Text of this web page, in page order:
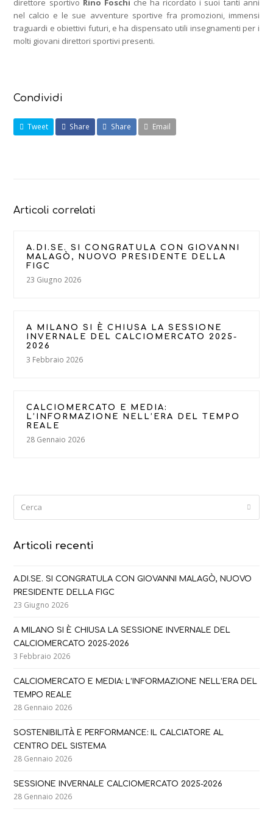
nel calcio e le sue avventure sportive fra promozioni, immensi
traguardi e obiettivi futuri, e ha dispensato utili insegnamenti per i
molti giovani direttori sportivi presenti.
Condividi
Tweet Share Share Email
Articoli correlati
A.DI.SE. SI CONGRATULA CON GIOVANNI
MALAGÒ, NUOVO PRESIDENTE DELLA
FIGC
23 Giugno 2026
A MILANO SI È CHIUSA LA SESSIONE
INVERNALE DEL CALCIOMERCATO 2025-
2026
3 Febbraio 2026
CALCIOMERCATO E MEDIA:
L’INFORMAZIONE NELL’ERA DEL TEMPO
REALE
28 Gennaio 2026
Submit
Articoli recenti
A.DI.SE. SI CONGRATULA CON GIOVANNI MALAGÒ, NUOVO
PRESIDENTE DELLA FIGC
23 Giugno 2026
A MILANO SI È CHIUSA LA SESSIONE INVERNALE DEL
CALCIOMERCATO 2025-2026
3 Febbraio 2026
CALCIOMERCATO E MEDIA: L’INFORMAZIONE NELL’ERA DEL
TEMPO REALE
28 Gennaio 2026
SOSTENIBILITÀ E PERFORMANCE: IL CALCIATORE AL
CENTRO DEL SISTEMA
28 Gennaio 2026
SESSIONE INVERNALE CALCIOMERCATO 2025-2026
28 Gennaio 2026